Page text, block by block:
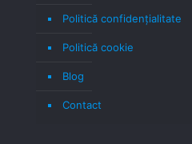
Politică confidenţialitate
Politică cookie
Blog
Contact